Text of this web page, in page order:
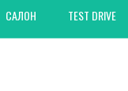
САЛОН TEST DRIVE